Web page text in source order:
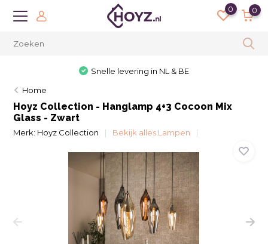
0 0
Snelle levering in NL & BE
Home
Hoyz Collection - Hanglamp 4+3 Cocoon Mix
Glass - Zwart
Merk: Hoyz Collection Bekijk alles Lampen